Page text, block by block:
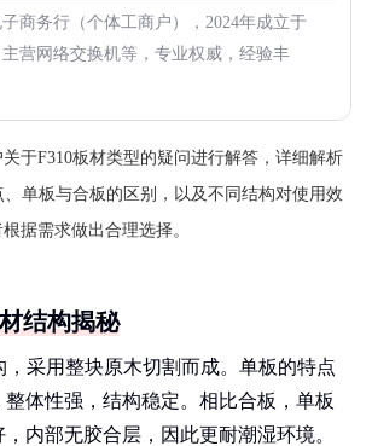
商务行（个体工商户），2024年成立于
营网络交换机等，专业权威，经验丰
于F310板材类型的疑问进行解答，详细解析
、单板与合板的区别，以及不同结构对使用效
据需求做出合理选择。
结构揭秘
，采用整块原木切割而成。单板的特点
体性强，结构稳定。相比合板，单板
内部无胶合层，因此更耐潮湿环境。